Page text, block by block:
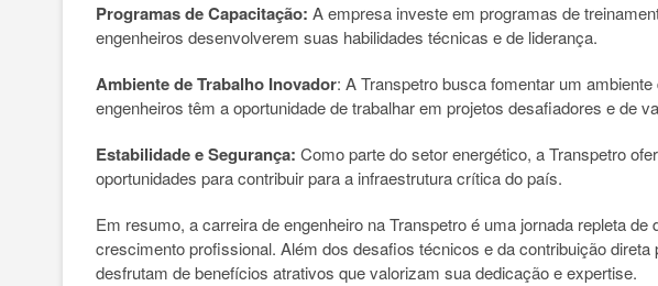
Programas de Capacitação: A empresa investe em programas de
engenheiros desenvolverem suas habilidades técnicas e de liderança.
Ambiente de Trabalho Inovador: A Transpetro busca fomentar um
engenheiros têm a oportunidade de trabalhar em projetos desafiadores e de
Estabilidade e Segurança: Como parte do setor energético, a Transpetro
oportunidades para contribuir para a infraestrutura crítica do país.
Em resumo, a carreira de engenheiro na Transpetro é uma jornada repleta
crescimento profissional. Além dos desafios técnicos e da contribuição direta
desfrutam de benefícios atrativos que valorizam sua dedicação e expertise.